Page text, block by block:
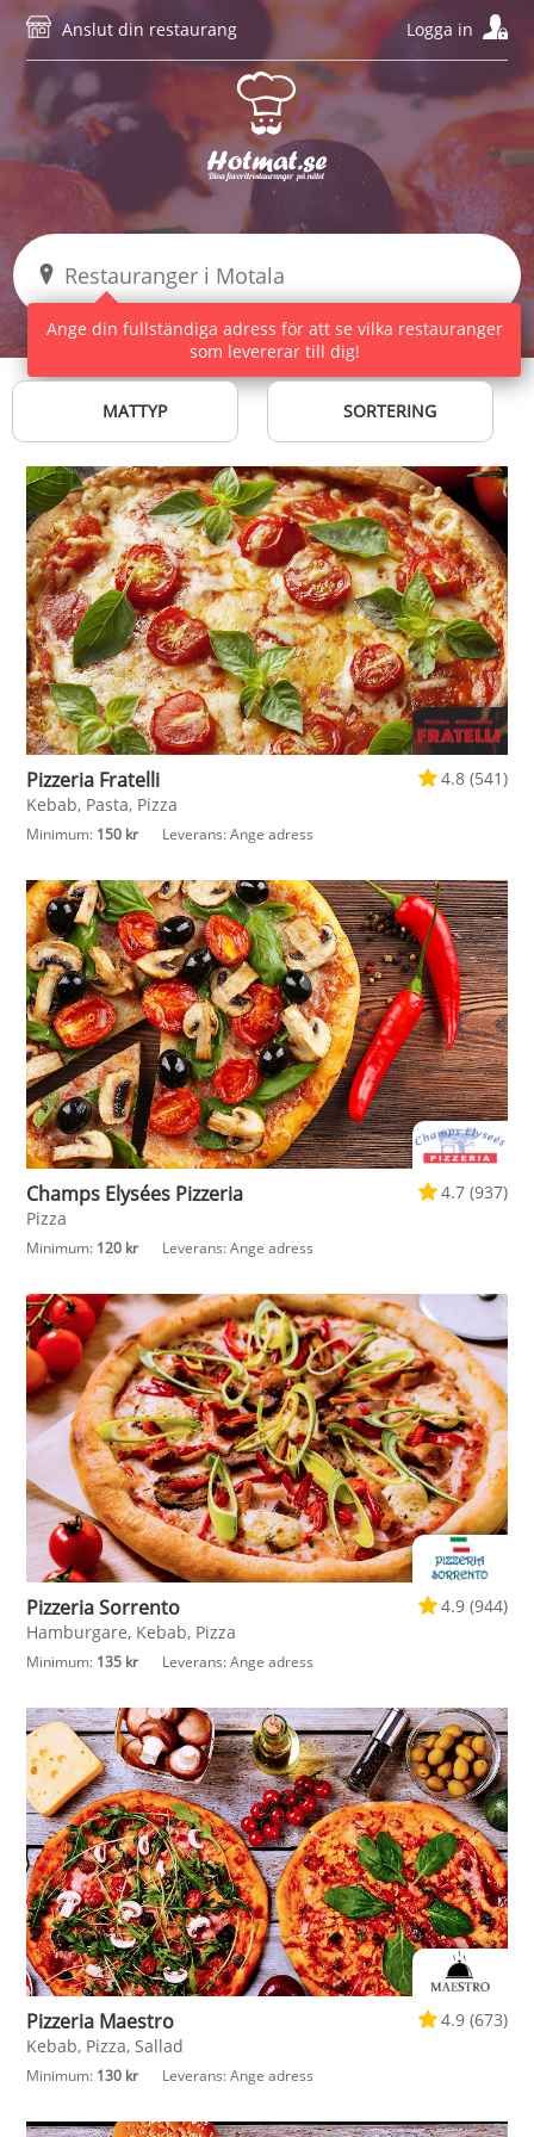
Logga in
Anslut din restaurang
Ange din fullständiga adress för att se vilka restauranger
som levererar till dig!
MATTYP SORTERING
Pizzeria Fratelli
4.8 (541)
Kebab, Pasta, Pizza
Minimum: 150 kr Leverans:Ange adress
Champs Elysées Pizzeria
4.7 (937)
Pizza
Minimum: 120 kr Leverans:Ange adress
Pizzeria Sorrento
4.9 (944)
Hamburgare, Kebab, Pizza
Minimum: 135 kr Leverans:Ange adress
Pizzeria Maestro
4.9 (673)
Kebab, Pizza, Sallad
Minimum: 130 kr Leverans:Ange adress